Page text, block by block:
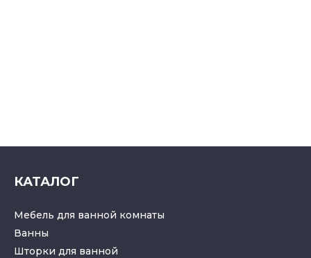
КАТАЛОГ
Мебель для ванной комнаты
Ванны
Шторки для ванной